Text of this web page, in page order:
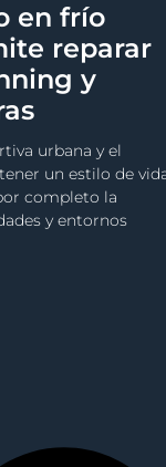
en frío
reparar
y
urbana y el
un estilo de
completo la
y entornos